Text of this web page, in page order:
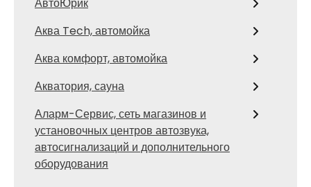
Аква Tech, автомойка
Аква комфорт, автомойка
Акватория, сауна
Аларм-Сервис, сеть магазинов и
установочных центров автозвука,
автосигнализаций и дополнительного
оборудования